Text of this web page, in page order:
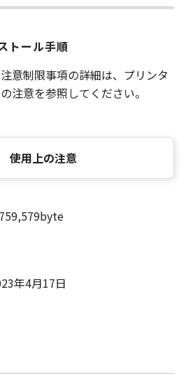
トール手順
意制限事項の詳細は、プリンタ
注意を参照してください。
使用上の注意
年4月17日